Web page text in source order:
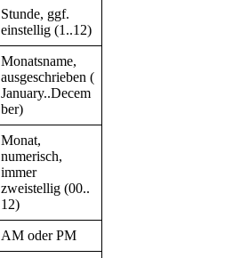
Stunde, ggf.
einstellig (1..12)
Monatsname,
ausgeschrieben (
January..Decem
ber)
Monat,
numerisch,
immer
zweistellig (00..
12)
AM oder PM